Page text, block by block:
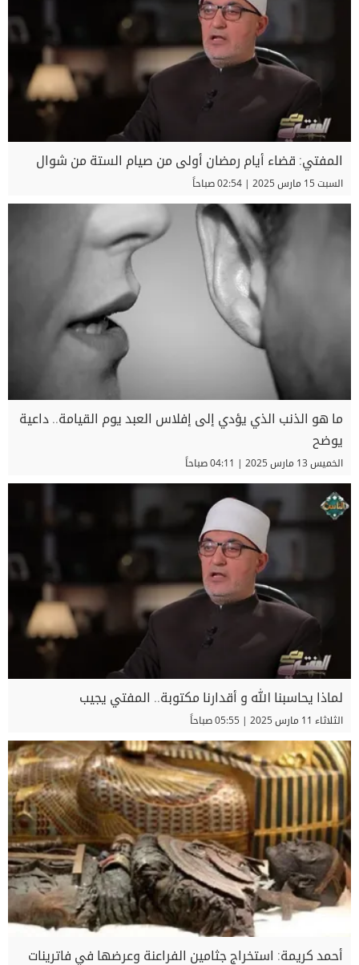
المفتي: قضاء أيام رمضان أولى من صيام الستة من شوال
السبت 15 مارس 2025 | 02:54 صباحاً
ما هو الذنب الذي يؤدي إلى إفلاس العبد يوم القيامة.. داعية
يوضح
الخميس 13 مارس 2025 | 04:11 صباحاً
لماذا يحاسبنا الله و أقدارنا مكتوبة.. المفتي يجيب
الثلاثاء 11 مارس 2025 | 05:55 صباحاً
أحمد كريمة: استخراج جثامين الفراعنة وعرضها في فاترينات